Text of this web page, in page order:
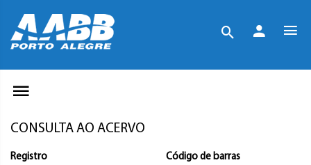
CONSULTA AO ACERVO
Registro Código de barras